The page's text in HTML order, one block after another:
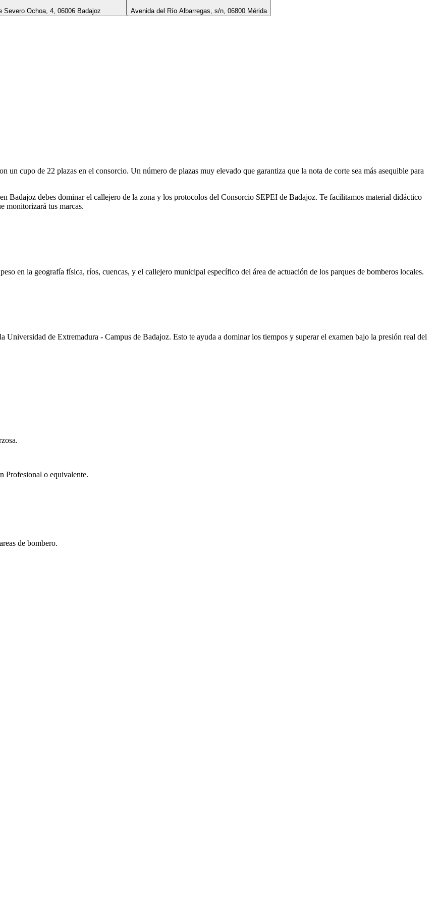
Severo Ochoa, 4, 06006 Badajoz Avenida del Río Albarregas, s/n, 06800 Mérida
un cupo de 22 plazas en el consorcio. Un número de plazas muy elevado que garantiza que la nota de corte sea más asequible para
Badajoz debes dominar el callejero de la zona y los protocolos del Consorcio SEPEI de Badajoz. Te facilitamos material didáctico
monitorizará tus marcas.
en la geografía física, ríos, cuencas, y el callejero municipal específico del área de actuación de los parques de bomberos locales.
Universidad de Extremadura - Campus de Badajoz. Esto te ayuda a dominar los tiempos y superar el examen bajo la presión real del
Profesional o equivalente.
de bombero.